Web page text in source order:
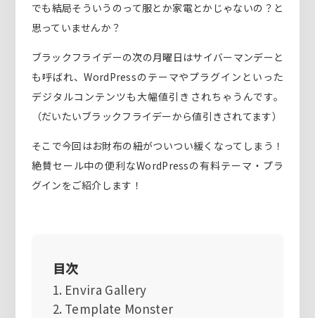
でも結局そういうのって服とか家電とかじゃないの？と
思っていませんか？
ブラックフライデーの次の月曜日はサイバーマンデーと
も呼ばれ、WordPressのテーマやプラグインといった
デジタルコンテンツも大幅値引きされちゃうんです。
（だいたいブラックフライデーから値引きされてます）
そこで今回はお財布の紐がついつい緩くなってしまう！
絶賛セール中の便利なWordPressの有料テーマ・プラ
グインをご紹介します！
目次
Envira Gallery
Template Monster